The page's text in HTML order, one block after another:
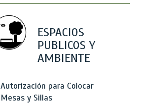
ESPACIOS
PUBLICOS Y
AMBIENTE
Autorización para Colocar
Mesas y Sillas